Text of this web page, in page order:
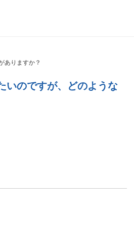
ありますか？
いのですが、どのような